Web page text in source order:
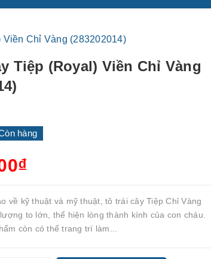
Chỉ Vàng (283202014)
Tiệp (Royal) Viền Chỉ Vàng
hàng
về kỹ thuật và mỹ thuật, tô trái cây Tiệp Chỉ Vàng
to lớn, thể hiện lòng thành kính của con cháu.
còn có thể trang trí làm...